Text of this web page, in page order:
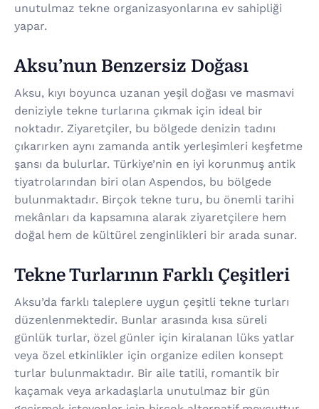
unutulmaz tekne organizasyonlarına ev sahipliği
yapar.
Aksu’nun Benzersiz Doğası
Aksu, kıyı boyunca uzanan yeşil doğası ve masmavi
deniziyle tekne turlarına çıkmak için ideal bir
noktadır. Ziyaretçiler, bu bölgede denizin tadını
çıkarırken aynı zamanda antik yerleşimleri keşfetme
şansı da bulurlar. Türkiye’nin en iyi korunmuş antik
tiyatrolarından biri olan Aspendos, bu bölgede
bulunmaktadır. Birçok tekne turu, bu önemli tarihi
mekânları da kapsamına alarak ziyaretçilere hem
doğal hem de kültürel zenginlikleri bir arada sunar.
Tekne Turlarının Farklı Çeşitleri
Aksu’da farklı taleplere uygun çeşitli tekne turları
düzenlenmektedir. Bunlar arasında kısa süreli
günlük turlar, özel günler için kiralanan lüks yatlar
veya özel etkinlikler için organize edilen konsept
turlar bulunmaktadır. Bir aile tatili, romantik bir
kaçamak veya arkadaşlarla unutulmaz bir gün